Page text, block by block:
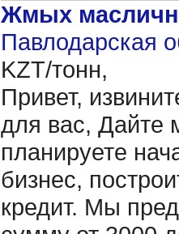
Жмых
Павлодарская
KZT/тонн,
Привет,
для вас, Дайте
планируете
бизнес,
кредит. Мы